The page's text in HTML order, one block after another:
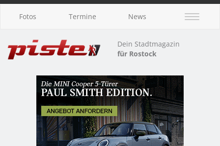
Fotos Termine News
Dein Stadtmagazin
für Rostock